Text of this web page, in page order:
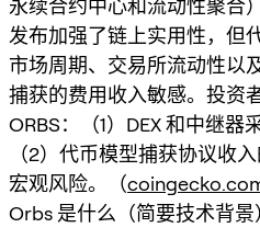
永续合约中心和流动性聚合
发布加强了链上实用性，但
市场周期、交易所流动性以
捕获的费用收入敏感。投资
ORBS：（1）DEX 和中继器
（2）代币模型捕获协议收
宏观风险。（
Orbs 是什么（简要技术背景